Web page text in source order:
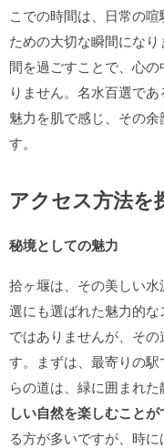
こでの時間は、日常の喧
ための大切な瞬間にな
間を過ごすことで、心
りません。名水百選で
魅力を肌で感じ、その
す。
アクセス方法を
秘境としての魅力
拾ヶ堰は、その美しい
選にも選ばれた魅力的
ではありませんが、そ
す。まずは、最寄りの
らの道は、緑に囲まれ
しい自然を楽しむことが
る方が多いですが、時